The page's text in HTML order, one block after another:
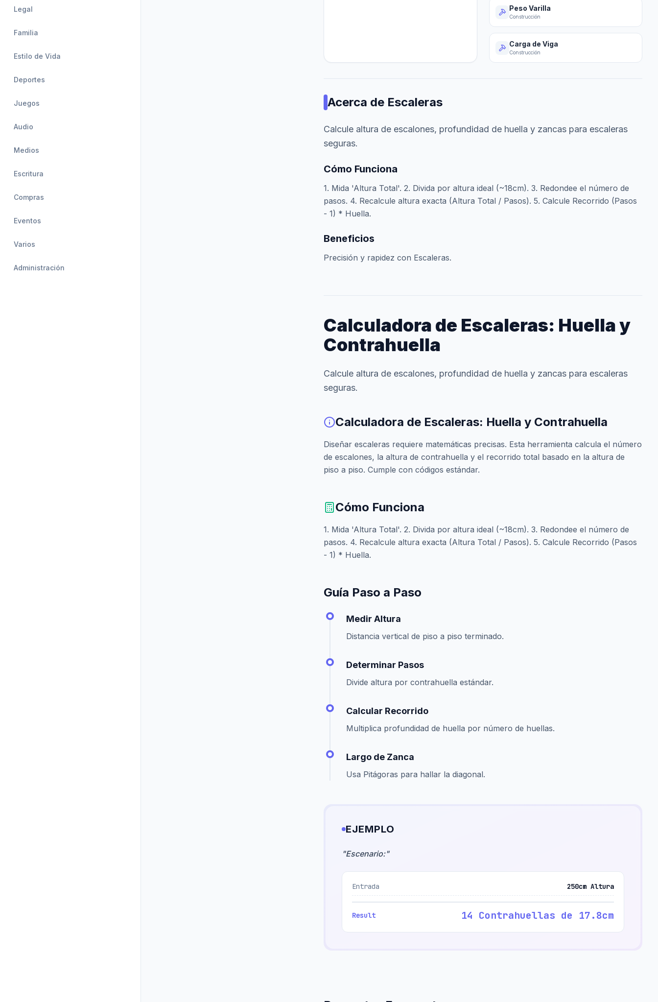
Legal
Familia
Estilo de Vida
Deportes
Juegos
Audio
Medios
Escritura
Compras
Eventos
Varios
Administración
Peso Varilla
Construcción
Carga de Viga
Construcción
Acerca de Escaleras
Calcule altura de escalones, profundidad de huella y zancas para escaleras
seguras.
Cómo Funciona
1. Mida 'Altura Total'. 2. Divida por altura ideal (~18cm). 3. Redondee el número de
pasos. 4. Recalcule altura exacta (Altura Total / Pasos). 5. Calcule Recorrido (Pasos
- 1) * Huella.
Beneficios
Precisión y rapidez con Escaleras.
Calculadora de Escaleras: Huella y
Contrahuella
Calcule altura de escalones, profundidad de huella y zancas para escaleras
seguras.
Calculadora de Escaleras: Huella y Contrahuella
Diseñar escaleras requiere matemáticas precisas. Esta herramienta calcula el número
de escalones, la altura de contrahuella y el recorrido total basado en la altura de
piso a piso. Cumple con códigos estándar.
Cómo Funciona
1. Mida 'Altura Total'. 2. Divida por altura ideal (~18cm). 3. Redondee el número de
pasos. 4. Recalcule altura exacta (Altura Total / Pasos). 5. Calcule Recorrido (Pasos
- 1) * Huella.
Guía Paso a Paso
Medir Altura
Distancia vertical de piso a piso terminado.
Determinar Pasos
Divide altura por contrahuella estándar.
Calcular Recorrido
Multiplica profundidad de huella por número de huellas.
Largo de Zanca
Usa Pitágoras para hallar la diagonal.
EJEMPLO
"Escenario:"
Entrada 250cm Altura
Result 14 Contrahuellas de 17.8cm